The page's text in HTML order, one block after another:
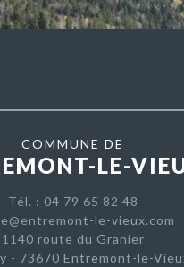
COMMUNE DE
LE-
Tél. : 04 79 65 82 48
le-vieux.com
1140 route du Granier
- 73670 Entremont-le-